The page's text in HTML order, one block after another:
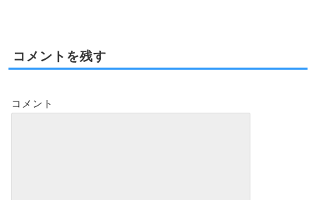
コメントを残す
コメント